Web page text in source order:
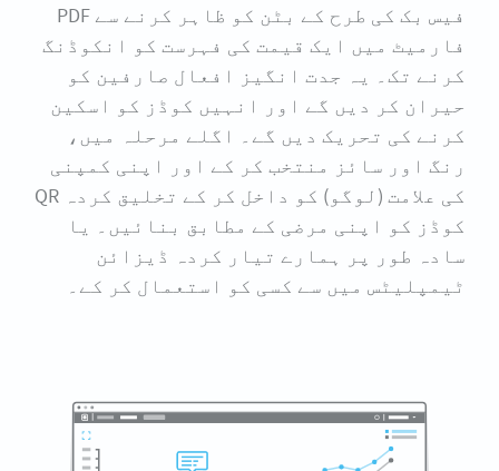
فیس بک کی طرح کے بٹن کو ظاہر کرنے سے PDF
فارمیٹ میں ایک قیمت کی فہرست کو انکوڈنگ
کرنے تک۔ یہ جدت انگیز افعال صارفین کو
حیران کر دیں گے اور انہیں کوڈز کو اسکین
کرنے کی تحریک دیں گے۔ اگلے مرحلہ میں،
رنگ اور سائز منتخب کر کے اور اپنی کمپنی
کی علامت (لوگو) کو داخل کر کے تخلیق کردہ QR
کوڈز کو اپنی مرضی کے مطابق بنائیں۔ یا
سادہ طور پر ہمارے تیار کردہ ڈیزائن
ٹیمپلیٹس میں سے کسی کو استعمال کر کے۔